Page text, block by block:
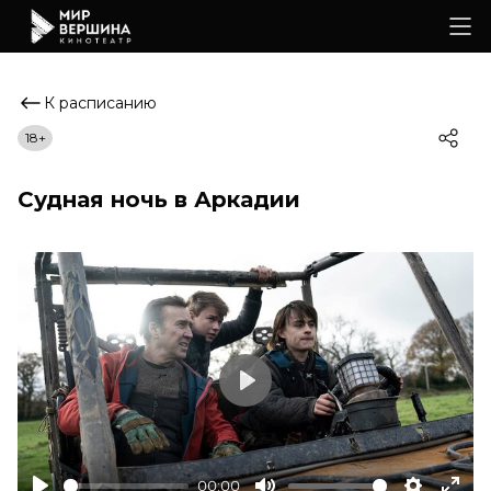
К расписанию
Судная ночь в Аркадии
18+
00:00
Play